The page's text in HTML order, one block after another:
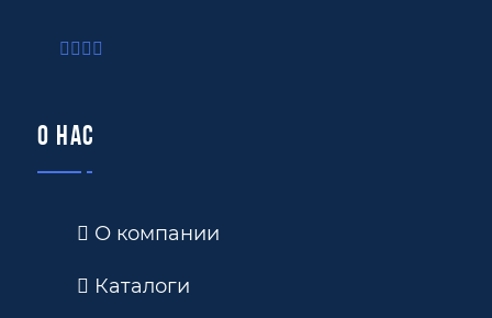
О нас
О компании
Каталоги